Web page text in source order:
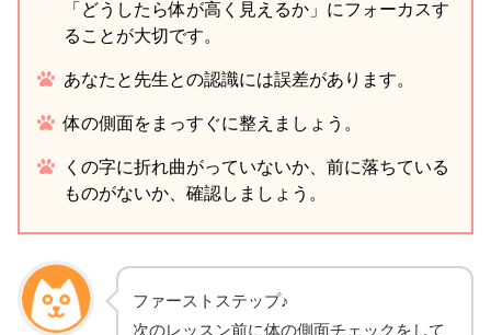
「どうしたら体が高く見えるか」にフォーカスす
ることが大切です。
あなたと先生との認識には誤差があります。
体の側面をまっすぐに整えましょう。
くの字に折れ曲がっていないか、前に落ちている
ものがないか、確認しましょう。
ファーストステップ♪
次のレッスン前に体の側面チェックをして